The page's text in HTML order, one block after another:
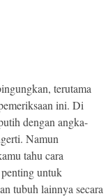
terutama
ini. Di
dengan angka-
Namun
tahu cara
untuk
tubuh lainnya secara